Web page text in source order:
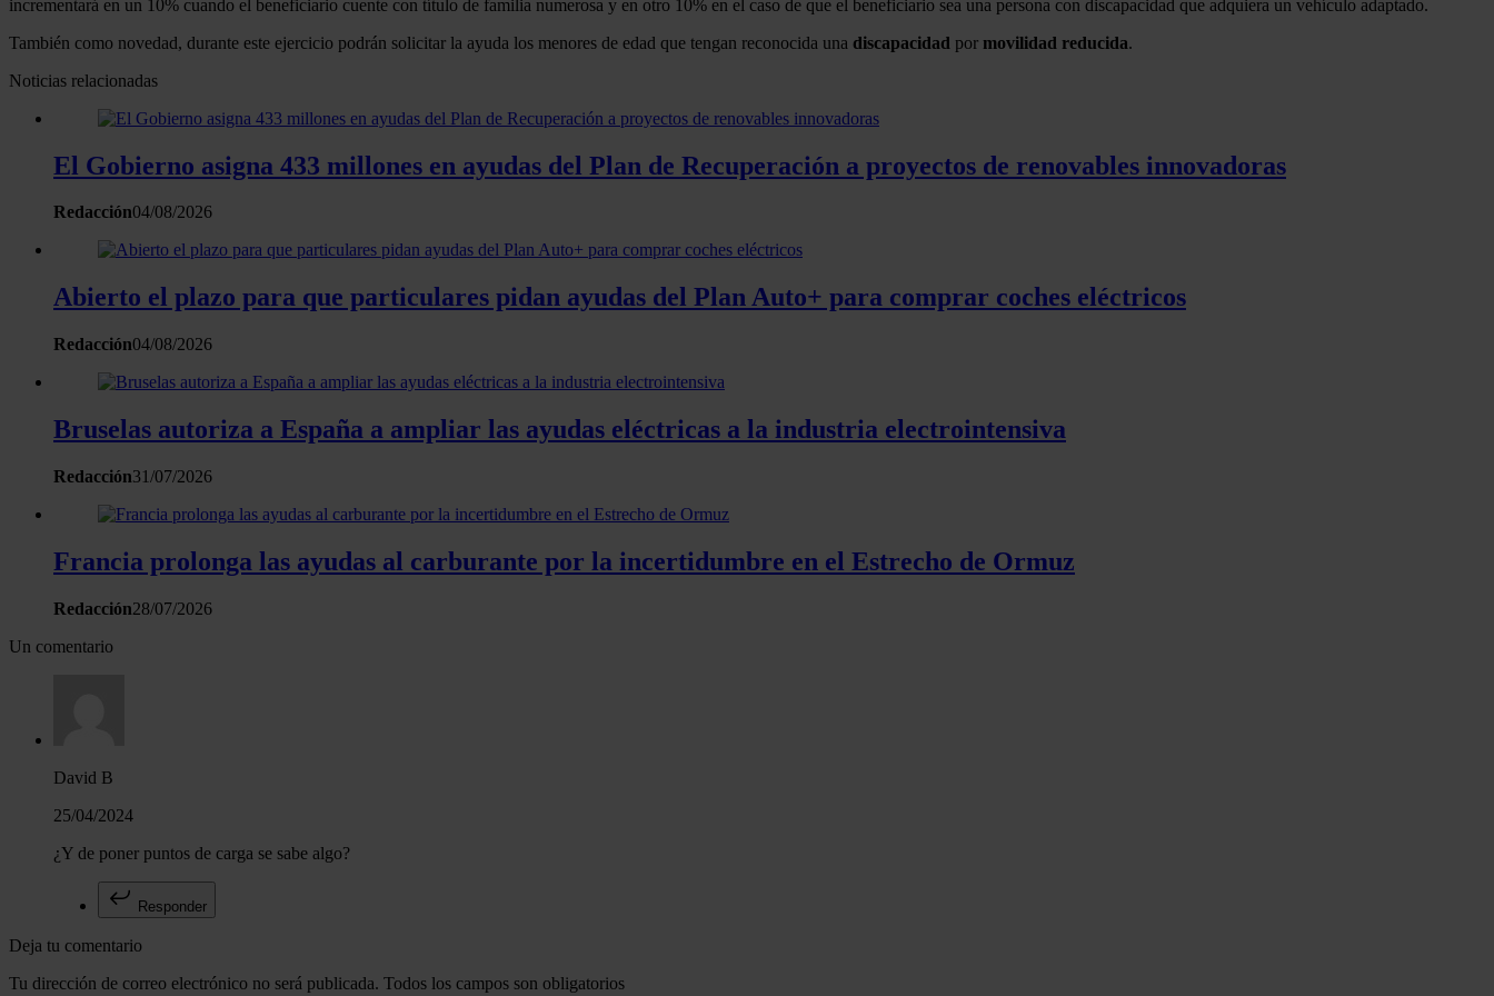
incrementará en un 10% cuando el beneficiario cuente con título de familia numerosa y en otro 10% en el caso de que el beneficiario sea una persona con discapacidad que adquiera un vehículo adaptado.
También como novedad, durante este ejercicio podrán solicitar la ayuda los menores de edad que tengan reconocida una discapacidad por movilidad reducida.
Noticias relacionadas
El Gobierno asigna 433 millones en ayudas del Plan de Recuperación a proyectos de renovables innovadoras
Redacción04/08/2026
Abierto el plazo para que particulares pidan ayudas del Plan Auto+ para comprar coches eléctricos
Redacción04/08/2026
Bruselas autoriza a España a ampliar las ayudas eléctricas a la industria electrointensiva
Redacción31/07/2026
Francia prolonga las ayudas al carburante por la incertidumbre en el Estrecho de Ormuz
Redacción28/07/2026
Un comentario
David B
25/04/2024
¿Y de poner puntos de carga se sabe algo?
Responder
Deja tu comentario
Tu dirección de correo electrónico no será publicada. Todos los campos son obligatorios